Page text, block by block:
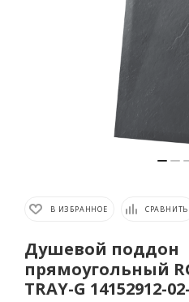
В ИЗБРАННОЕ СРАВНИТЬ
Душевой поддон
прямоугольный
TRAY-G 14152912-